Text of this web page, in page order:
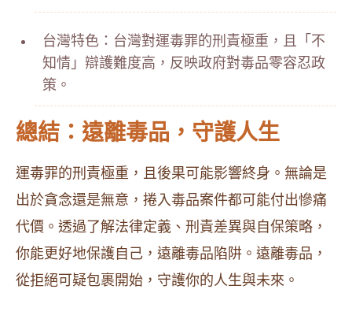
台灣特色：台灣對運毒罪的刑責極重，且「不
知情」辯護難度高，反映政府對毒品零容忍政
策。
總結：遠離毒品，守護人生
運毒罪的刑責極重，且後果可能影響終身。無論是
出於貪念還是無意，捲入毒品案件都可能付出慘痛
代價。透過了解法律定義、刑責差異與自保策略，
你能更好地保護自己，遠離毒品陷阱。遠離毒品，
從拒絕可疑包裹開始，守護你的人生與未來。